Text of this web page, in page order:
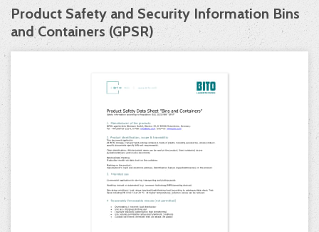
Product Safety and Security Information Bins
and Containers (GPSR)